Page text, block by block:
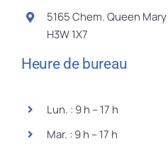
5165 Chem. Queen
H3W 1X7
Heure de bureau
Lun. : 9 h – 17 h
Mar. : 9 h – 17 h